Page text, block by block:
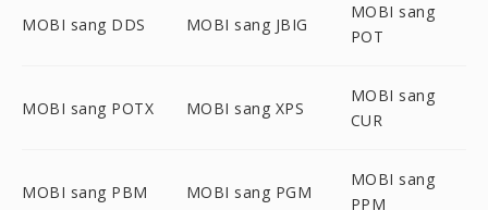
MOBI sang DDS MOBI sang JBIG
MOBI sang
POT
MOBI sang POTX MOBI sang XPS
MOBI sang
CUR
MOBI sang PBM MOBI sang PGM
MOBI sang
PPM